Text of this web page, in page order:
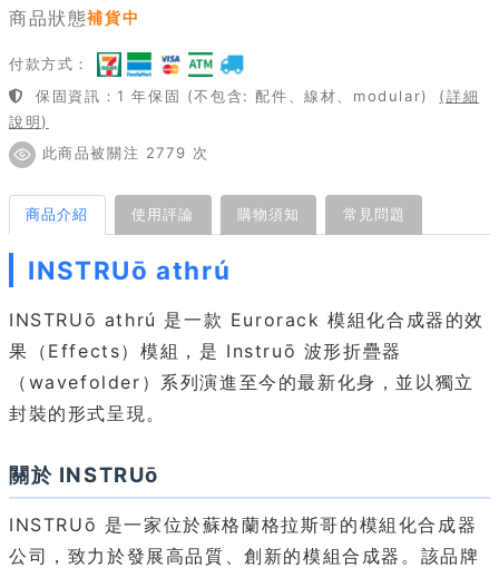
商品狀態補貨中
付款方式：
保固資訊：1 年保固 (不包含: 配件、線材、modular)
(詳細
說明)
此商品被關注 2779 次
商品介紹 使用評論 購物須知 常見問題
INSTRUō athrú
INSTRUō athrú 是一款 Eurorack 模組化合成器的效
果（Effects）模組，是 Instruō 波形折疊器
（wavefolder）系列演進至今的最新化身，並以獨立
封裝的形式呈現。
關於 INSTRUō
INSTRUō 是一家位於蘇格蘭格拉斯哥的模組化合成器
公司，致力於發展高品質、創新的模組合成器。該品牌